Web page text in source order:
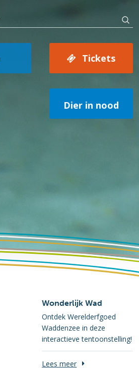
Tickets
Dier in nood
Wonderlijk Wad
Ontdek Werelderfgoed
Waddenzee in deze
interactieve tentoonstelling!
Lees meer